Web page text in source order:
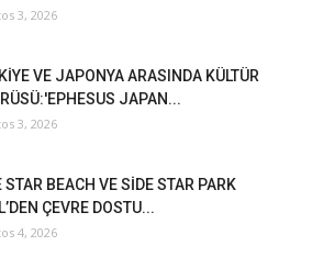
3, 2026
VE JAPONYA ARASINDA KÜLTÜR
JAPAN...
3, 2026
STAR BEACH VE SİDE STAR PARK
ÇEVRE DOSTU...
4, 2026